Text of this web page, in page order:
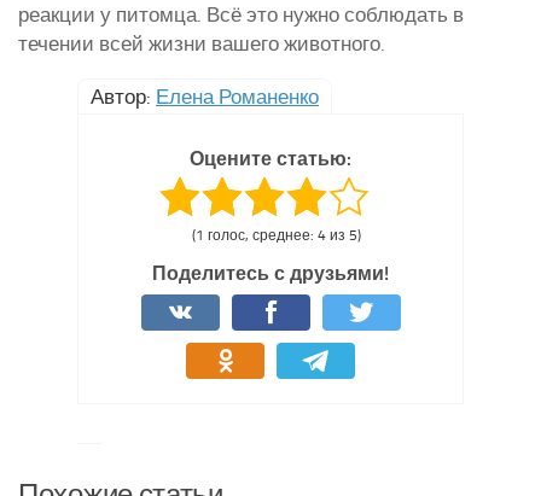
реакции у питомца. Всё это нужно соблюдать в
течении всей жизни вашего животного.
Автор: Елена Романенко
Оцените статью:
(1 голос, среднее: 4 из 5)
Поделитесь с друзьями!